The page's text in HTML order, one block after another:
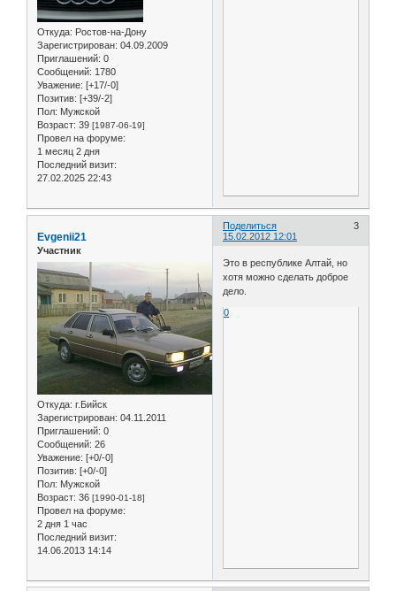
Откуда: Ростов-на-Дону
Зарегистрирован: 04.09.2009
Приглашений: 0
Сообщений: 1780
Уважение: [+17/-0]
Позитив: [+39/-2]
Пол: Мужской
Возраст: 39 [1987-06-19]
Провел на форуме:
1 месяц 2 дня
Последний визит:
27.02.2025 22:43
Поделиться
3
15.02.2012 12:01
Evgenii21
Участник
Откуда: г.Бийск
Зарегистрирован: 04.11.2011
Приглашений: 0
Сообщений: 26
Уважение: [+0/-0]
Позитив: [+0/-0]
Пол: Мужской
Возраст: 36 [1990-01-18]
Провел на форуме:
2 дня 1 час
Последний визит:
14.06.2013 14:14
Это в республике Алтай, но
хотя можно сделать доброе
дело.
0